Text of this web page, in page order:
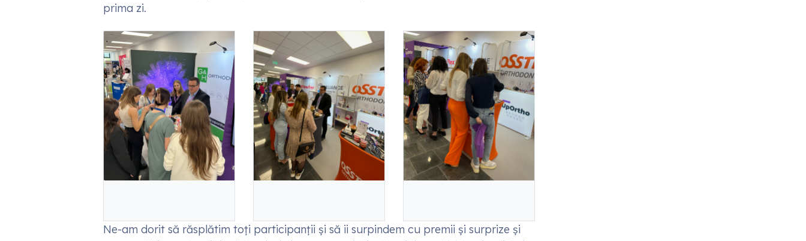
prima zi.
Ne-am dorit să răsplătim toți participanții și să ii surpindem cu premii și surprize și